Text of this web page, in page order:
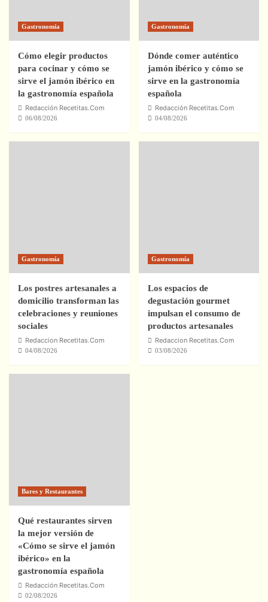
Gastronomía
Cómo elegir productos
para cocinar y cómo se
sirve el jamón ibérico en
la gastronomía española
Redacción Recetitas.Com
06/08/2026
Gastronomía
Dónde comer auténtico
jamón ibérico y cómo se
sirve en la gastronomía
española
Redacción Recetitas.Com
04/08/2026
Gastronomía
Los postres artesanales a
domicilio transforman las
celebraciones y reuniones
sociales
Redaccion Recetitas.Com
04/08/2026
Gastronomía
Los espacios de
degustación gourmet
impulsan el consumo de
productos artesanales
Redaccion Recetitas.Com
03/08/2026
Bares y Restaurantes
Qué restaurantes sirven
la mejor versión de
«Cómo se sirve el jamón
ibérico» en la
gastronomía española
Redacción Recetitas.Com
02/08/2026